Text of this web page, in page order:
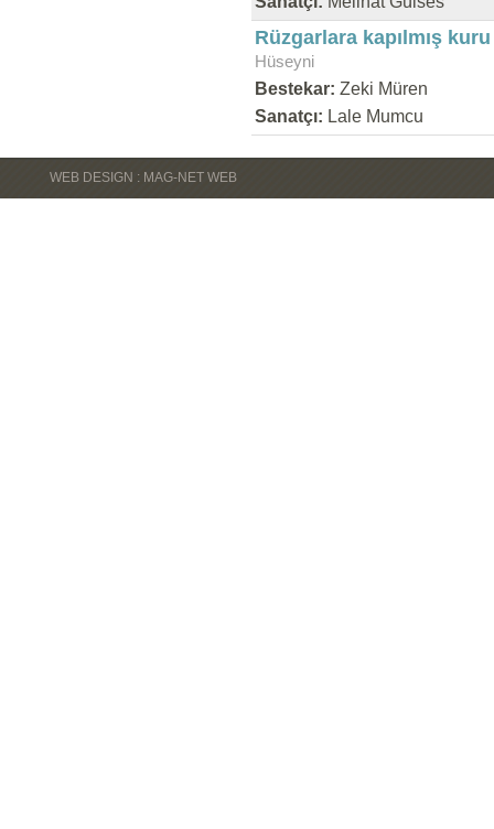
Rüzgarlara kapılmış
Hüseyni
Bestekar: Zeki Müren
Sanatçı: Lale Mumcu
WEB DESIGN : MAG-NET WEB